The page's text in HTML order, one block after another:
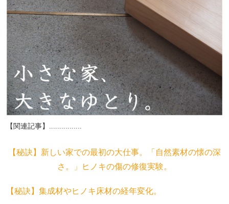
【関連記事】................
【秘訣】新しい家での最初の大仕事。「自然素材の懐の深
さ。」ヒノキの傷の修復実験。
【秘訣】集成材やヒノキ床材の経年変化。